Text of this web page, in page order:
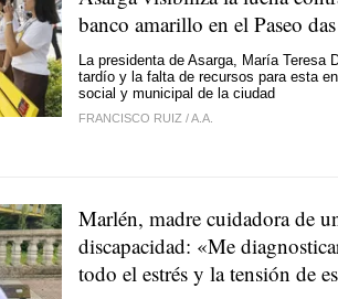
banco amarillo en el Paseo
La presidenta de Asarga, María Teresa
tardío y la falta de recursos para esta
social y municipal de la ciudad
FRANCISCO RUIZ /A.A.
Marlén, madre cuidadora de
discapacidad: «Me
todo el estrés y la tensión de